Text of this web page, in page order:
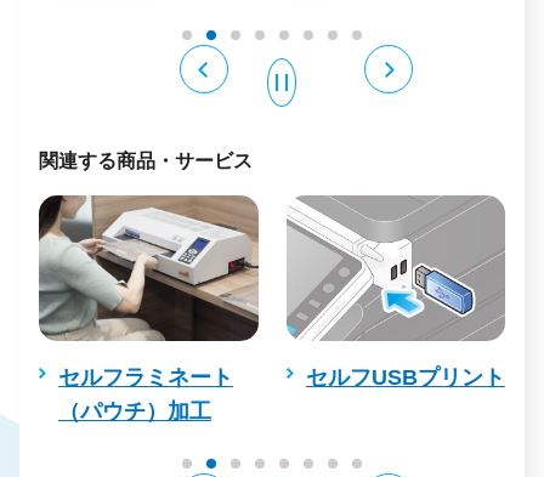
関連する商品・サービス
セルフラミネート
（パウチ）加工
セルフUSBプリント